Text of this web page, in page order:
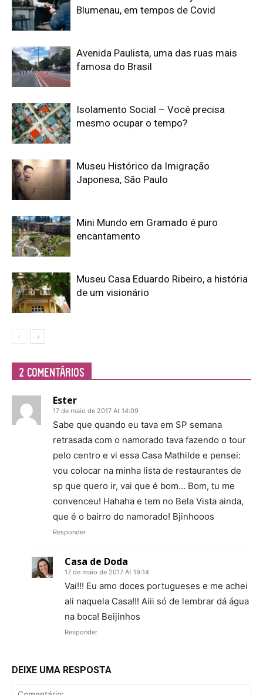
Blumenau, em tempos de Covid
Avenida Paulista, uma das ruas mais
famosa do Brasil
Isolamento Social – Você precisa
mesmo ocupar o tempo?
Museu Histórico da Imigração
Japonesa, São Paulo
Mini Mundo em Gramado é puro
encantamento
Museu Casa Eduardo Ribeiro, a história
de um visionário
2 COMENTÁRIOS
Ester
17 de maio de 2017 At 14:09
Sabe que quando eu tava em SP semana
retrasada com o namorado tava fazendo o tour
pelo centro e vi essa Casa Mathilde e pensei:
vou colocar na minha lista de restaurantes de
sp que quero ir, vai que é bom… Bom, tu me
convenceu! Hahaha e tem no Bela Vista ainda,
que é o bairro do namorado! Bjinhooos
Responder
Casa de Doda
17 de maio de 2017 At 19:14
Vai!!! Eu amo doces portugueses e me achei
ali naquela Casa!!! Aiii só de lembrar dá água
na boca! Beijinhos
Responder
DEIXE UMA RESPOSTA